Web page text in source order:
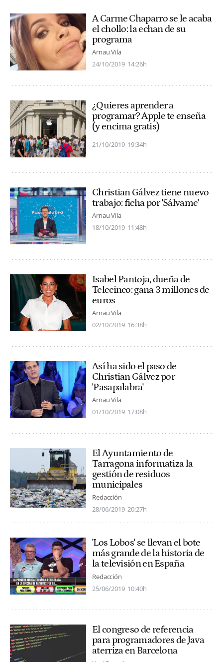
A Carme Chaparro se le acaba
el chollo: la echan de su
programa
Arnau Vila
24/10/2019 14:26h
¿Quieres aprender a
programar? Apple te enseña
(y encima gratis)
21/10/2019 19:34h
Christian Gálvez tiene nuevo
trabajo: ficha por 'Sálvame'
Arnau Vila
18/10/2019 11:48h
Isabel Pantoja, dueña de
Telecinco: gana 3 millones de
euros
Arnau Vila
02/10/2019 16:38h
Así ha sido el paso de
Christian Gálvez por
'Pasapalabra'
Arnau Vila
01/10/2019 17:08h
El Ayuntamiento de
Tarragona informatiza la
gestión de residuos
municipales
Redacción
28/06/2019 20:27h
'Los Lobos' se llevan el bote
más grande de la historia de
la televisión en España
Redacción
25/06/2019 10:40h
El congreso de referencia
para programadores de Java
aterriza en Barcelona